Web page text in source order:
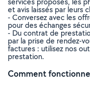
et avis laissés par leurs
- Conversez avec les
pour des échanges
- Du contrat de
par la prise de rendez-
factures : utilisez nos
prestation.
Comment